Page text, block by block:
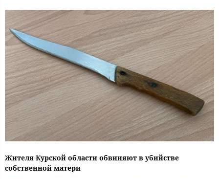
Жителя Курской области обвиняют в убийстве
собственной матери